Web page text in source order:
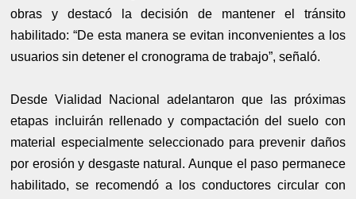
obras y destacó la decisión de mantener el tránsito
habilitado: “De esta manera se evitan inconvenientes a los
usuarios sin detener el cronograma de trabajo”, señaló.
Desde Vialidad Nacional adelantaron que las próximas
etapas incluirán rellenado y compactación del suelo con
material especialmente seleccionado para prevenir daños
por erosión y desgaste natural. Aunque el paso permanece
habilitado, se recomendó a los conductores circular con